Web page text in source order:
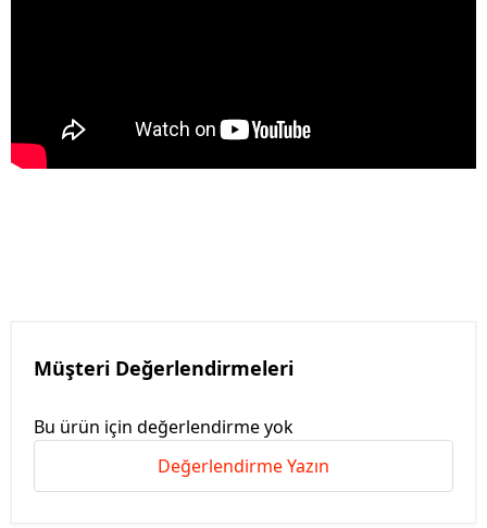
Müşteri Değerlendirmeleri
Bu ürün için değerlendirme yok
Değerlendirme Yazın